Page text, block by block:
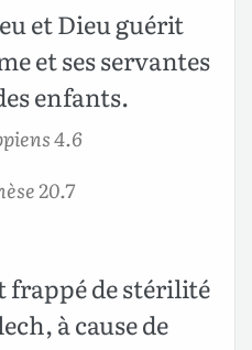
et Dieu guérit
et ses servantes
enfants.
4.6
20.7
frappé de stérilité
à cause de